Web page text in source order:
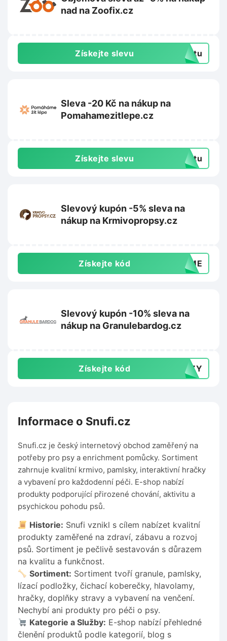
nad na Zoofix.cz
Získejte slevu extu
Sleva -20 Kč na nákup na
Pomahamezitlepe.cz
Získejte slevu extu
Slevový kupón -5% sleva na
nákup na Krmivopropsy.cz
Získejte kód COME
Slevový kupón -10% sleva na
nákup na Granulebardog.cz
Získejte kód RAZY
Informace o Snufi.cz
Snufi.cz je český internetový obchod zaměřený na
potřeby pro psy a enrichment pomůcky. Sortiment
zahrnuje kvalitní krmivo, pamlsky, interaktivní hračky
a vybavení pro každodenní péči. E-shop nabízí
produkty podporující přirozené chování, aktivitu a
psychickou pohodu psů.
Historie: Snufi vznikl s cílem nabízet kvalitní
produkty zaměřené na zdraví, zábavu a rozvoj
psů. Sortiment je pečlivě sestavován s důrazem
na kvalitu a funkčnost.
Sortiment: Sortiment tvoří granule, pamlsky,
lízací podložky, čichací koberečky, hlavolamy,
hračky, doplňky stravy a vybavení na venčení.
Nechybí ani produkty pro péči o psy.
Kategorie a Služby: E-shop nabízí přehledné
členění produktů podle kategorií, blog s